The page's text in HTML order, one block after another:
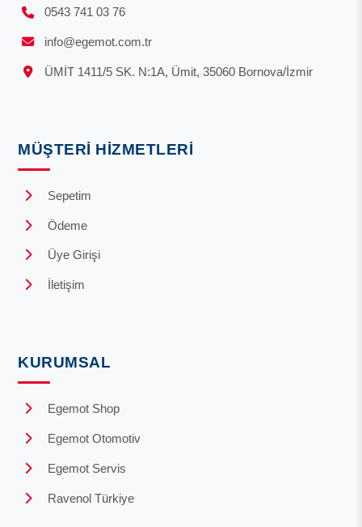
0543 741 03 76
info@egemot.com.tr
ÜMİT 1411/5 SK. N:1A, Ümit, 35060 Bornova/İzmir
MÜŞTERI HIZMETLERI
Sepetim
Ödeme
Üye Girişi
İletişim
KURUMSAL
Egemot Shop
Egemot Otomotiv
Egemot Servis
Ravenol Türkiye